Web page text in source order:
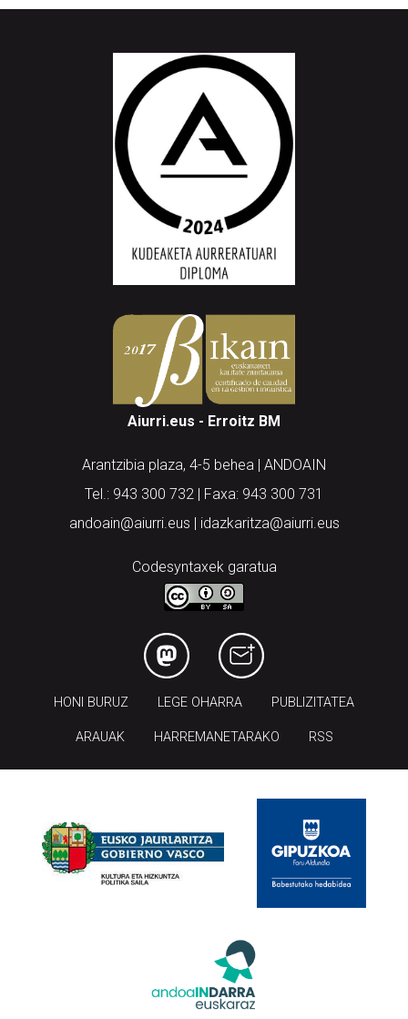
Aiurri.eus - Erroitz BM
Arantzibia plaza, 4-5 behea | ANDOAIN
Tel.: 943 300 732 | Faxa: 943 300 731
andoain@aiurri.eus | idazkaritza@aiurri.eus
Codesyntaxek garatua
HONI BURUZ LEGE OHARRA PUBLIZITATEA
ARAUAK HARREMANETARAKO RSS